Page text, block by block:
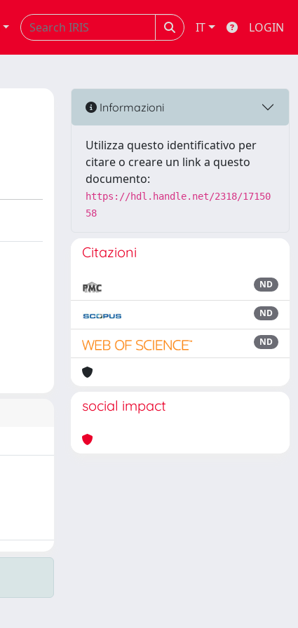
IT LOGIN
Informazioni
Utilizza questo identificativo per
citare o creare un link a questo
documento:
https://hdl.handle.net/2318/17150
58
Citazioni
ND
ND
ND
social impact